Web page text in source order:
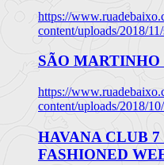
https://
content/uploads/2018/
SÃO
https://
content/uploads/2018/
HAVANA CLUB
FASHIONED